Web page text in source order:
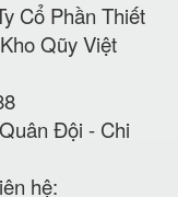
Cổ Phần Thiết
Qũy Việt
Đội - Chi
hệ: